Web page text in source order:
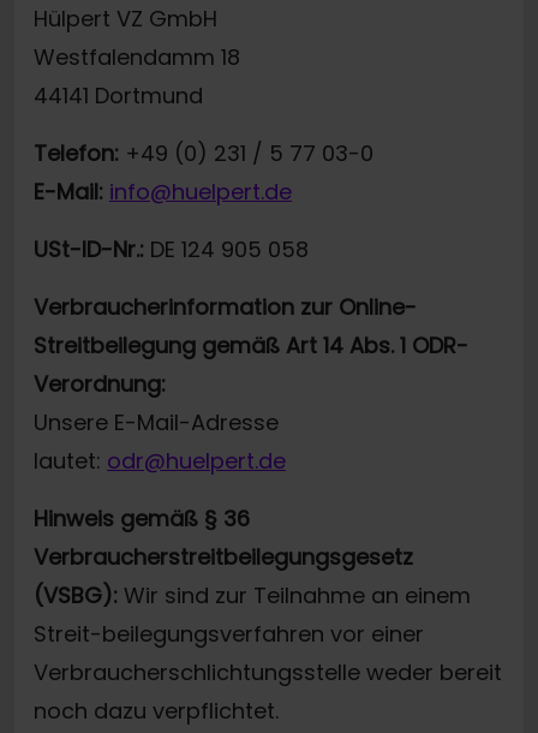
Hülpert VZ GmbH
Westfalendamm 18
44141 Dortmund
Telefon: +49 (0) 231 / 5 77 03-0
E-Mail: info@huelpert.de
USt-ID-Nr.: DE 124 905 058
Verbraucherinformation zur Online-
Streitbeilegung gemäß Art 14 Abs. 1 ODR-
Verordnung:
Unsere E-Mail-Adresse
lautet: odr@huelpert.de
Hinweis gemäß § 36
Verbraucherstreitbeilegungsgesetz
(VSBG): Wir sind zur Teilnahme an einem
Streit-beilegungsverfahren vor einer
Verbraucherschlichtungsstelle weder bereit
noch dazu verpflichtet.